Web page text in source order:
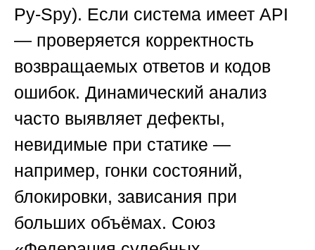
Py-Spy). Если система имеет API
— проверяется корректность
возвращаемых ответов и кодов
ошибок. Динамический анализ
часто выявляет дефекты,
невидимые при статике —
например, гонки состояний,
блокировки, зависания при
больших объёмах. Союз